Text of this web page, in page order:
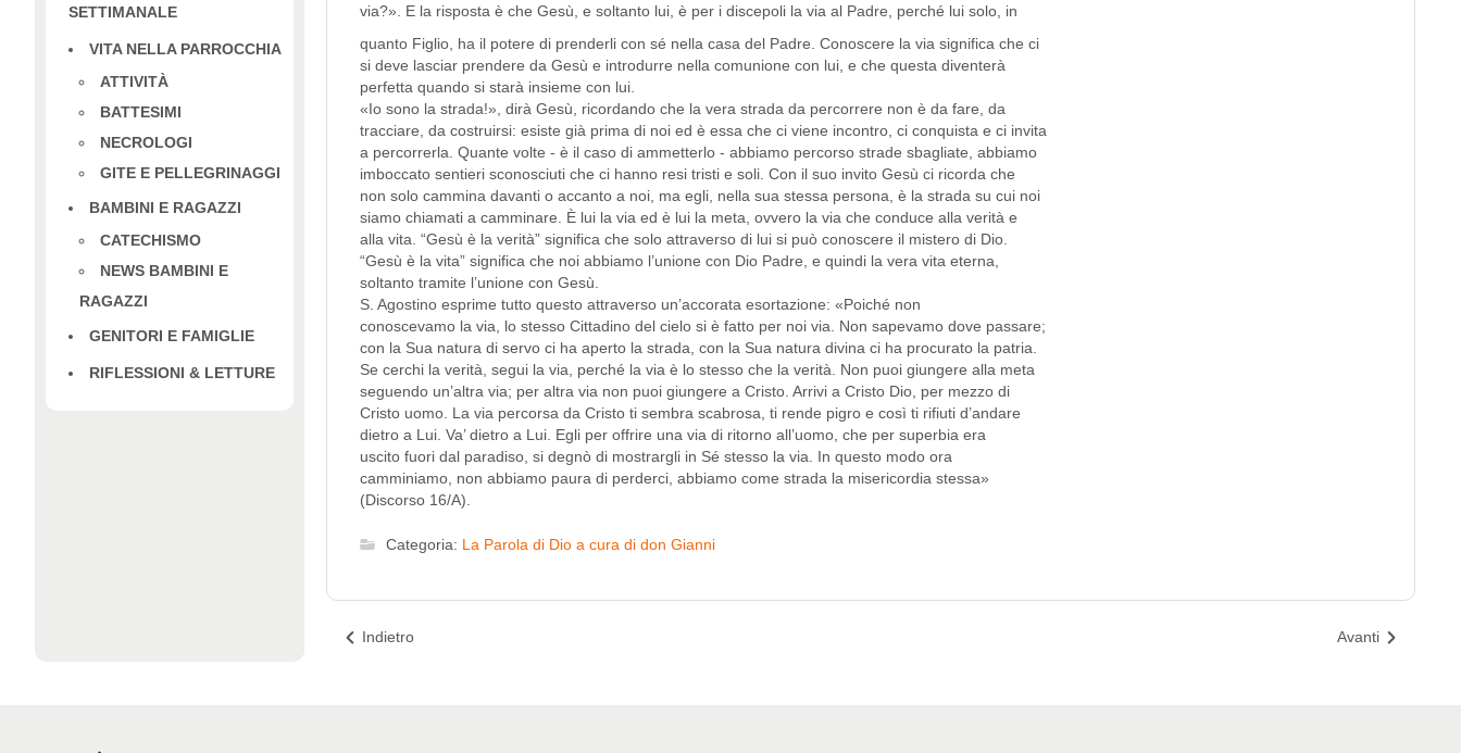
SETTIMANALE
VITA NELLA PARROCCHIA
ATTIVITÀ
BATTESIMI
NECROLOGI
GITE E PELLEGRINAGGI
BAMBINI E RAGAZZI
CATECHISMO
NEWS BAMBINI E
RAGAZZI
GENITORI E FAMIGLIE
RIFLESSIONI & LETTURE
via?». E la risposta è che Gesù, e soltanto lui, è per i discepoli la via al Padre, perché lui solo, in
quanto Figlio, ha il potere di prenderli con sé nella casa del Padre. Conoscere la via significa che ci
si deve lasciar prendere da Gesù e introdurre nella comunione con lui, e che questa diventerà
perfetta quando si starà insieme con lui.
«Io sono la strada!», dirà Gesù, ricordando che la vera strada da percorrere non è da fare, da
tracciare, da costruirsi: esiste già prima di noi ed è essa che ci viene incontro, ci conquista e ci invita
a percorrerla. Quante volte - è il caso di ammetterlo - abbiamo percorso strade sbagliate, abbiamo
imboccato sentieri sconosciuti che ci hanno resi tristi e soli. Con il suo invito Gesù ci ricorda che
non solo cammina davanti o accanto a noi, ma egli, nella sua stessa persona, è la strada su cui noi
siamo chiamati a camminare. È lui la via ed è lui la meta, ovvero la via che conduce alla verità e
alla vita. “Gesù è la verità” significa che solo attraverso di lui si può conoscere il mistero di Dio.
“Gesù è la vita” significa che noi abbiamo l’unione con Dio Padre, e quindi la vera vita eterna,
soltanto tramite l’unione con Gesù.
S. Agostino esprime tutto questo attraverso un’accorata esortazione: «Poiché non
conoscevamo la via, lo stesso Cittadino del cielo si è fatto per noi via. Non sapevamo dove passare;
con la Sua natura di servo ci ha aperto la strada, con la Sua natura divina ci ha procurato la patria.
Se cerchi la verità, segui la via, perché la via è lo stesso che la verità. Non puoi giungere alla meta
seguendo un’altra via; per altra via non puoi giungere a Cristo. Arrivi a Cristo Dio, per mezzo di
Cristo uomo. La via percorsa da Cristo ti sembra scabrosa, ti rende pigro e così ti rifiuti d’andare
dietro a Lui. Va’ dietro a Lui. Egli per offrire una via di ritorno all’uomo, che per superbia era
uscito fuori dal paradiso, si degnò di mostrargli in Sé stesso la via. In questo modo ora
camminiamo, non abbiamo paura di perderci, abbiamo come strada la misericordia stessa»
(Discorso 16/A).
Categoria: La Parola di Dio a cura di don Gianni
Indietro Avanti